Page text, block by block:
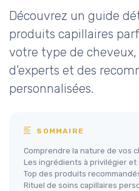
Découvrez un guide
produits capillaires
votre type de cheveux,
d'experts et des
personnalisées.
SOMMAIRE
Comprendre la nature de vos
Les ingrédients à privilégier et
Top des produits
Rituel de soins capillaires